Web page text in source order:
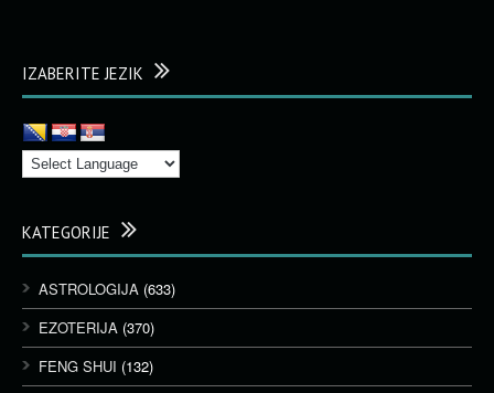
IZABERITE JEZIK
KATEGORIJE
ASTROLOGIJA (633)
EZOTERIJA (370)
FENG SHUI (132)